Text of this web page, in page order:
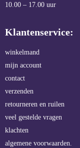
10.00 – 17.00 uur
Klantenservice:
winkelmand
mijn account
contact
verzenden
retourneren en ruilen
veel gestelde vragen
klachten
algemene voorwaarden.